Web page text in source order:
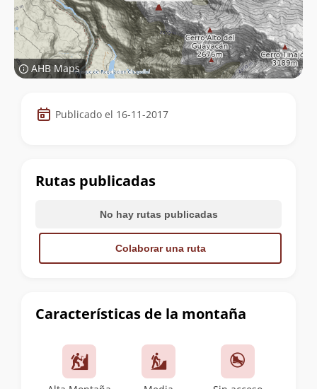
AHB Maps
Datos
de
cumbre
Publicado el 16-11-2017
Características de la montaña
Rutas publicadas
No hay rutas publicadas
Colaborar una ruta